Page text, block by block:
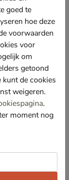
mooie
voor een
vormen
niet.
bekleding.
van de
comfort.
een plateau
voor de
goed te
hoe deze
voorwaarden
voor
om
getoond
kunt de cookies
weigeren.
.
moment nog